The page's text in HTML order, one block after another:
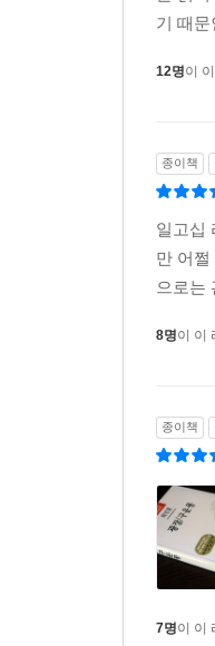
기 때
12명이
종이책
일고십
만 어
으로는
8명이 이
종이책
7명이 이